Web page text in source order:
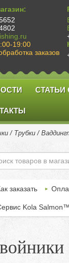
19:00
заказов
СТАТЬИ
/ Трубки /
заказать
Kola